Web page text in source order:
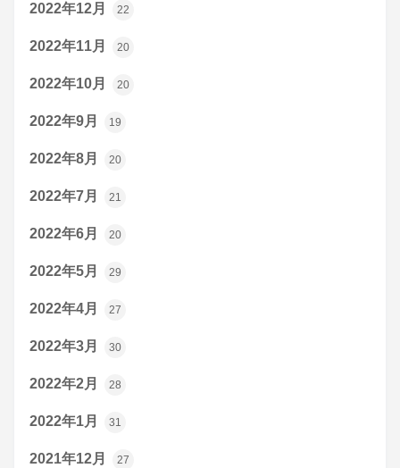
2022年12月 22
2022年11月 20
2022年10月 20
2022年9月 19
2022年8月 20
2022年7月 21
2022年6月 20
2022年5月 29
2022年4月 27
2022年3月 30
2022年2月 28
2022年1月 31
2021年12月 27